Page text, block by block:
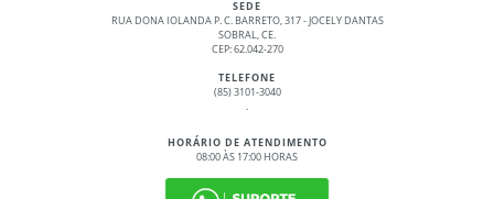
SEDE
RUA DONA IOLANDA P. C. BARRETO, 317 - JOCELY DANTAS
SOBRAL, CE.
CEP: 62.042-270
TELEFONE
(85) 3101-3040
.
HORÁRIO DE ATENDIMENTO
08:00 ÀS 17:00 HORAS